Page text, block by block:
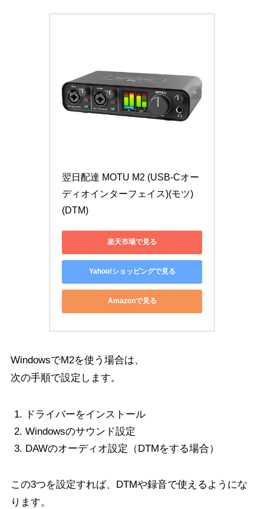
翌日配達 MOTU M2 (USB-Cオー
ディオインターフェイス)(モツ)
(DTM)
楽天市場で見る
Yahoo!ショッピングで見る
Amazonで見る
WindowsでM2を使う場合は、
次の手順で設定します。
ドライバーをインストール
Windowsのサウンド設定
DAWのオーディオ設定（DTMをする場合）
この3つを設定すれば、DTMや録音で使えるようにな
ります。